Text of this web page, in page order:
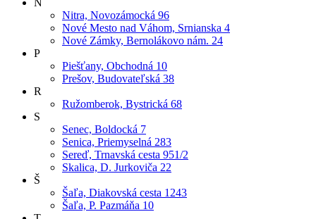
N
Nitra, Novozámocká 96
Nové Mesto nad Váhom, Srnianska 4
Nové Zámky, Bernolákovo nám. 24
P
Piešťany, Obchodná 10
Prešov, Budovateľská 38
R
Ružomberok, Bystrická 68
S
Senec, Boldocká 7
Senica, Priemyselná 283
Sereď, Trnavská cesta 951/2
Skalica, D. Jurkoviča 22
Š
Šaľa, Diakovská cesta 1243
Šaľa, P. Pazmáňa 10